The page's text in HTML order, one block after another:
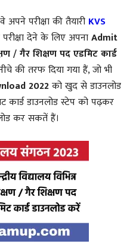
अपने परीक्षा की तैयारी KVS
देने के लिए अपनाAdmit
/ गैर शिक्षण पदएडमिट कार्ड
की तरफ दिया गया हैं, जो भी
2022को खुद से डाउनलोड
कार्ड डाउनलोड स्टेप को पढ़कर
कर सकतें हैं।